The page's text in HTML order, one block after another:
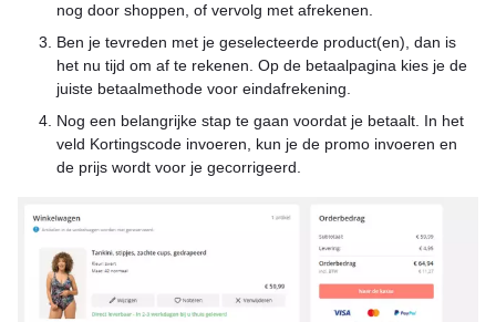
nog door shoppen, of vervolg met afrekenen.
Ben je tevreden met je geselecteerde product(en), dan is
het nu tijd om af te rekenen. Op de betaalpagina kies je de
juiste betaalmethode voor eindafrekening.
Nog een belangrijke stap te gaan voordat je betaalt. In het
veld Kortingscode invoeren, kun je de promo invoeren en
de prijs wordt voor je gecorrigeerd.